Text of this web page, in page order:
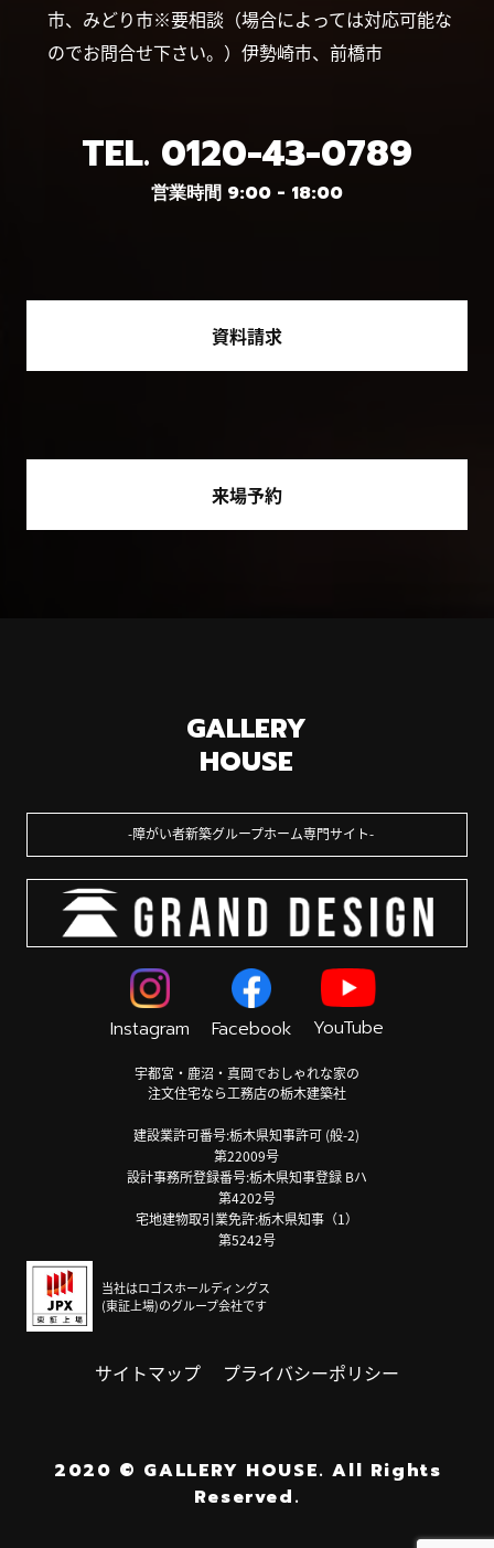
市、みどり市※要相談（場合によっては対応可能な
のでお問合せ下さい。）伊勢崎市、前橋市
TEL. 0120-43-0789
営業時間 9:00 - 18:00
資料請求
来場予約
GALLERY
HOUSE
障がい者新築グループホーム専門サイト
Instagram Facebook YouTube
宇都宮・鹿沼・真岡でおしゃれな家の
注文住宅なら工務店の栃木建築社
建設業許可番号:栃木県知事許可 (般-2)
第22009号
設計事務所登録番号:栃木県知事登録 Bハ
第4202号
宅地建物取引業免許:栃木県知事（1）
第5242号
当社はロゴスホールディングス
(東証上場)のグループ会社です
サイトマップ プライバシーポリシー
2020 © GALLERY HOUSE. All Rights
Reserved.